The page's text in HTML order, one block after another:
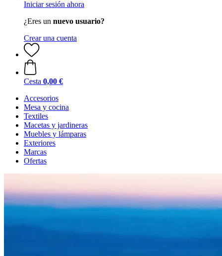
Iniciar sesión ahora
¿Eres un nuevo usuario?
Crear una cuenta
Cesta 0,00 €
Accesorios
Mesa y cocina
Textiles
Macetas y jardineras
Muebles y lámparas
Exteriores
Marcas
Ofertas